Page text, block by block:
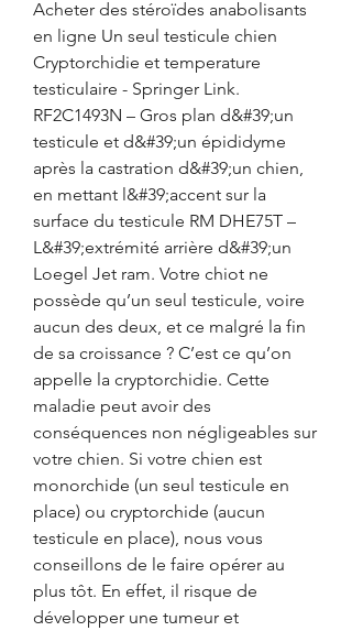
Acheter des stéroïdes anabolisants
en ligne Un seul testicule chien
Cryptorchidie et temperature
testiculaire - Springer Link.
RF2C1493N – Gros plan d&#39;un
testicule et d&#39;un épididyme
après la castration d&#39;un chien,
en mettant l&#39;accent sur la
surface du testicule RM DHE75T –
L&#39;extrémité arrière d&#39;un
Loegel Jet ram. Votre chiot ne
possède qu’un seul testicule, voire
aucun des deux, et ce malgré la fin
de sa croissance ? C’est ce qu’on
appelle la cryptorchidie. Cette
maladie peut avoir des
conséquences non négligeables sur
votre chien. Si votre chien est
monorchide (un seul testicule en
place) ou cryptorchide (aucun
testicule en place), nous vous
conseillons de le faire opérer au
plus tôt. En effet, il risque de
développer une tumeur et